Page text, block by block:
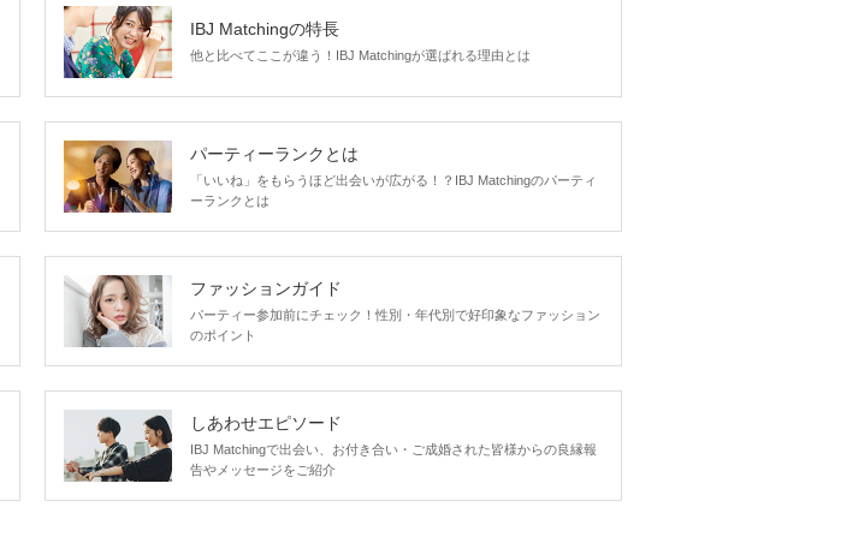
IBJ Matchingの特長
他と比べてここが違う！IBJ Matchingが選ばれる理由とは
パーティーランクとは
「いいね」をもらうほど出会いが広がる！？IBJ Matchingのパーティ
ーランクとは
ファッションガイド
パーティー参加前にチェック！性別・年代別で好印象なファッション
のポイント
しあわせエピソード
IBJ Matchingで出会い、お付き合い・ご成婚された皆様からの良縁報
告やメッセージをご紹介